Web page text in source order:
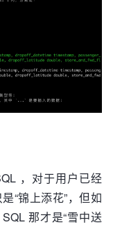
，对于用户已经
“锦上添花”，但如
那才是“雪中送